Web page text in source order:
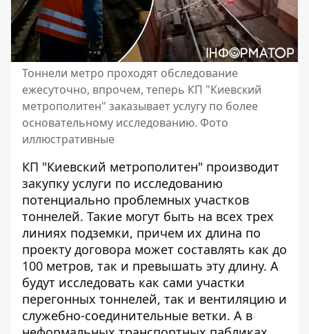
Тоннели метро проходят обследование
ежесуточно, впрочем, теперь КП "Киевский
метрополитен" заказывает услугу по более
основательному исследованию. Фото
иллюстративные
КП "Киевский метрополитен" производит
закупку услуги по исследованию
потенциально проблемных участков
тоннелей. Такие могут быть на всех трех
линиях подземки, причем их длина по
проекту договора может составлять как до
100 метров, так и превышать эту длину. А
будут исследовать как сами участки
перегонных тоннелей, так и вентиляцию и
служебно-соединительные ветки. А в